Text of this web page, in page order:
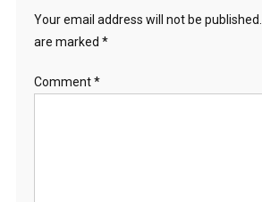
Your email address will not be published.
are marked *
Comment*